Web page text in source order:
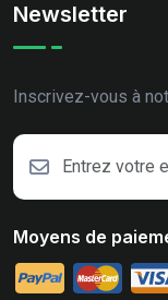
Newsletter
Inscrivez-vous à
Moyens de